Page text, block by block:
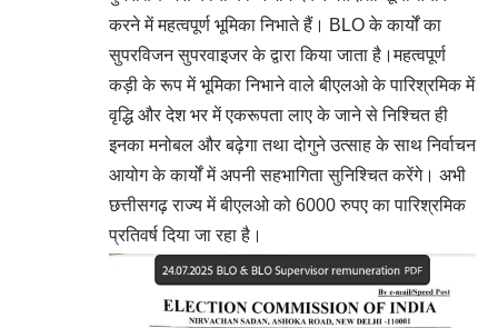
करने में महत्वपूर्ण भूमिका निभाते हैं। BLO के कार्यों का
सुपरविजन सुपरवाइजर के द्वारा किया जाता है।महत्वपूर्ण
कड़ी के रूप में भूमिका निभाने वाले बीएलओ के पारिश्रमिक में
वृद्धि और देश भर में एकरूपता लाए के जाने से निश्चित ही
इनका मनोबल और बढ़ेगा तथा दोगुने उत्साह के साथ निर्वाचन
आयोग के कार्यों में अपनी सहभागिता सुनिश्चित करेंगे। अभी
छत्तीसगढ़ राज्य में बीएलओ को 6000 रुपए का पारिश्रमिक
प्रतिवर्ष दिया जा रहा है।